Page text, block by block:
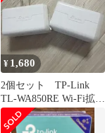
¥ 1,680
2個セット TP-Link
TL-WA850RE Wi-Fi拡張
器